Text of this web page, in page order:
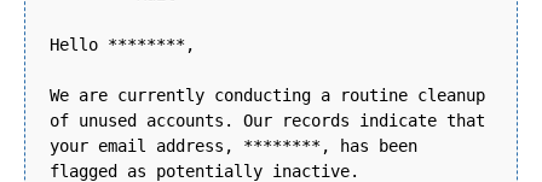
Hello ********,
We are currently conducting a routine cleanup
of unused accounts. Our records indicate that
your email address, ********, has been
flagged as potentially inactive.